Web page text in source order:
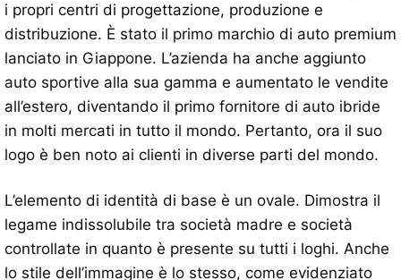
i propri centri di progettazione, produzione e
distribuzione. È stato il primo marchio di auto premium
lanciato in Giappone. L’azienda ha anche aggiunto
auto sportive alla sua gamma e aumentato le vendite
all’estero, diventando il primo fornitore di auto ibride
in molti mercati in tutto il mondo. Pertanto, ora il suo
logo è ben noto ai clienti in diverse parti del mondo.
L’elemento di identità di base è un ovale. Dimostra il
legame indissolubile tra società madre e società
controllate in quanto è presente su tutti i loghi. Anche
lo stile dell’immagine è lo stesso, come evidenziato